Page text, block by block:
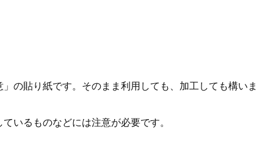
の貼り紙です。そのまま利用しても、加工しても構い
いるものなどには注意が必要です。